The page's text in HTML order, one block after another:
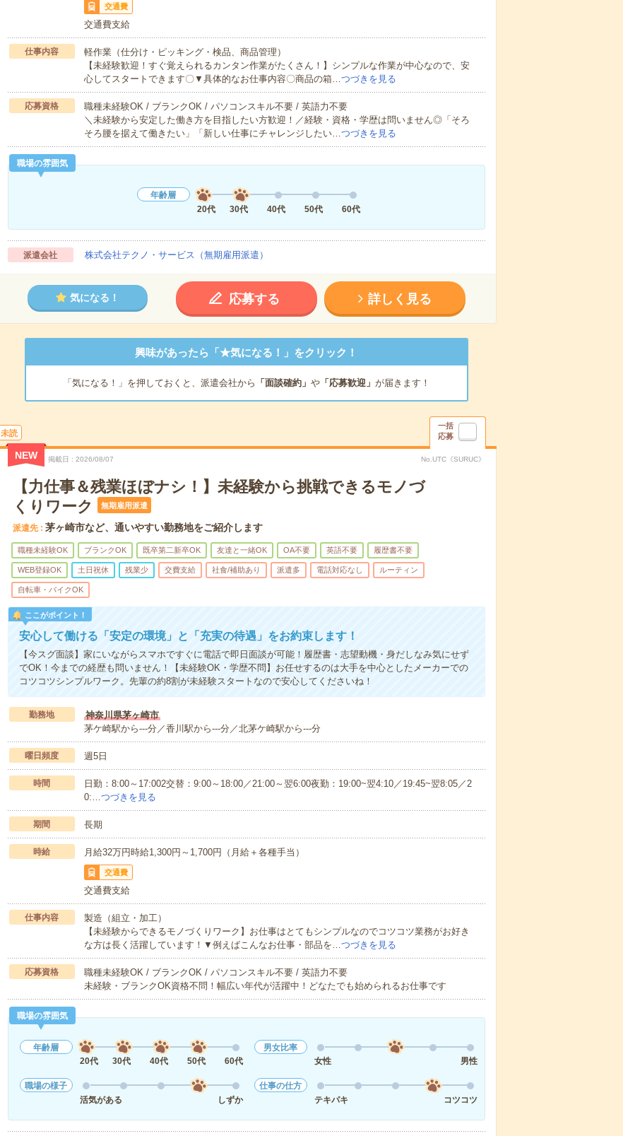
交通費
交通費支給
仕事内容
軽作業（仕分け・ピッキング・検品、商品管理）
【未経験歓迎！すぐ覚えられるカンタン作業がたくさん！】シンプルな作業が中心なので、安
心してスタートできます〇▼具体的なお仕事内容〇商品の箱…つづきを見る
応募資格
職種未経験OK / ブランクOK / パソコンスキル不要 / 英語力不要
＼未経験から安定した働き方を目指したい方歓迎！／経験・資格・学歴は問いません◎「そろ
そろ腰を据えて働きたい」「新しい仕事にチャレンジしたい…つづきを見る
職場の雰囲気
年齢層
20代
30代 40代 50代 60代
派遣会社 株式会社テクノ・サービス（無期雇用派遣）
気になる！ 応募する 詳しく見る
興味があったら「★気になる！」をクリック！
「気になる！」を押しておくと、派遣会社から 「面談確約」 や「応募歓迎」 が届きます！
未読
一括
応募
NEW 掲載日 2026/08/07 No.UTC《SURUC》
【力仕事＆残業ほぼナシ！】未経験から挑戦できるモノづ
くりワーク
無期雇用派遣
派遣先 茅ヶ崎市など、通いやすい勤務地をご紹介します
職種未経験OK ブランクOK 既卒第二新卒OK 友達と一緒OK OA不要 英語不要 履歴書不要
WEB登録OK 土日祝休 残業少 交費支給 社食/補助あり 派遣多 電話対応なし ルーティン
自転車・バイクOK
ここがポイント！
安心して働ける「安定の環境」と「充実の待遇」をお約束します！
【今スグ面談】家にいながらスマホですぐに電話で即日面談が可能！履歴書・志望動機・身だしなみ気にせず
でOK！今までの経歴も問いません！【未経験OK・学歴不問】お任せするのは大手を中心としたメーカーでの
コツコツシンプルワーク。先輩の約8割が未経験スタートなので安心してくださいね！
勤務地
神奈川県茅ヶ崎市
茅ケ崎駅から---分／香川駅から---分／北茅ケ崎駅から---分
曜日頻度 週5日
時間
日勤：8:00～17:002交替：9:00～18:00／21:00～翌6:00夜勤：19:00~翌4:10／19:45~翌8:05／2
0:… つづきを見る
期間 長期
時給 月給32万円時給1,300円～1,700円（月給＋各種手当）
交通費
交通費支給
仕事内容
製造（組立・加工）
【未経験からできるモノづくりワーク】お仕事はとてもシンプルなのでコツコツ業務がお好き
な方は長く活躍しています！▼例えばこんなお仕事・部品を… つづきを見る
応募資格
職種未経験OK / ブランクOK / パソコンスキル不要 / 英語力不要
未経験・ブランクOK資格不問！幅広い年代が活躍中！どなたでも始められるお仕事です
職場の雰囲気
年齢層
20代
30代 40代 50代 60代
男女比率
女性
男性
職場の様子
活気がある
しずか
仕事の仕方
テキパキ
コツコツ